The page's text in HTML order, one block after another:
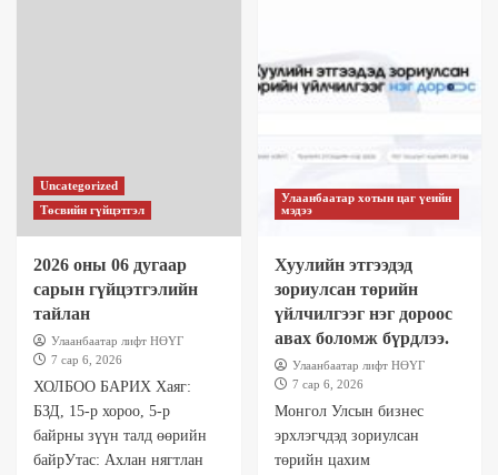
Uncategorized
Төсвийн гүйцэтгэл
2026 оны 06 дугаар
сарын гүйцэтгэлийн
тайлан
Улаанбаатар лифт НӨҮГ
7 сар 6, 2026
ХОЛБОО БАРИХ Хаяг:
БЗД, 15-р хороо, 5-р
байрны зүүн талд өөрийн
байрУтас: Ахлан нягтлан
Улаанбаатар хотын цаг үеийн
мэдээ
Хуулийн этгээдэд
зориулсан төрийн
үйлчилгээг нэг дороос
авах боломж бүрдлээ.
Улаанбаатар лифт НӨҮГ
7 сар 6, 2026
Монгол Улсын бизнес
эрхлэгчдэд зориулсан
төрийн цахим